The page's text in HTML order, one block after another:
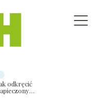
odkręcić